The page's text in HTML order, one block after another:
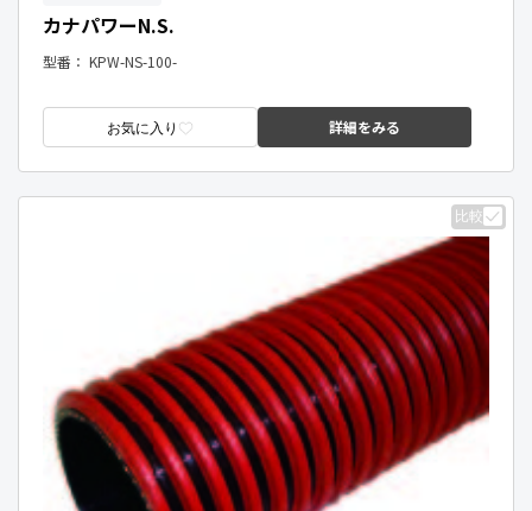
カナパワーN.S.
型番： KPW-NS-100-
お気に入り 詳細をみる
比較